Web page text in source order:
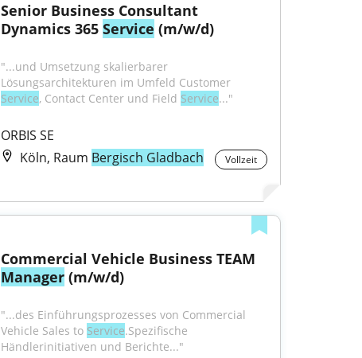
Senior Business Consultant
Dynamics 365 Service (m/w/d)
"...und Umsetzung skalierbarer
Lösungsarchitekturen im Umfeld Customer
Service, Contact Center und Field Service..."
ORBIS SE
Köln, Raum Bergisch Gladbach Vollzeit
Manager (m/w/d)
"...des Einführungsprozesses von Commercial
Vehicle Sales to Service.Spezifische
Händlerinitiativen und Berichte..."